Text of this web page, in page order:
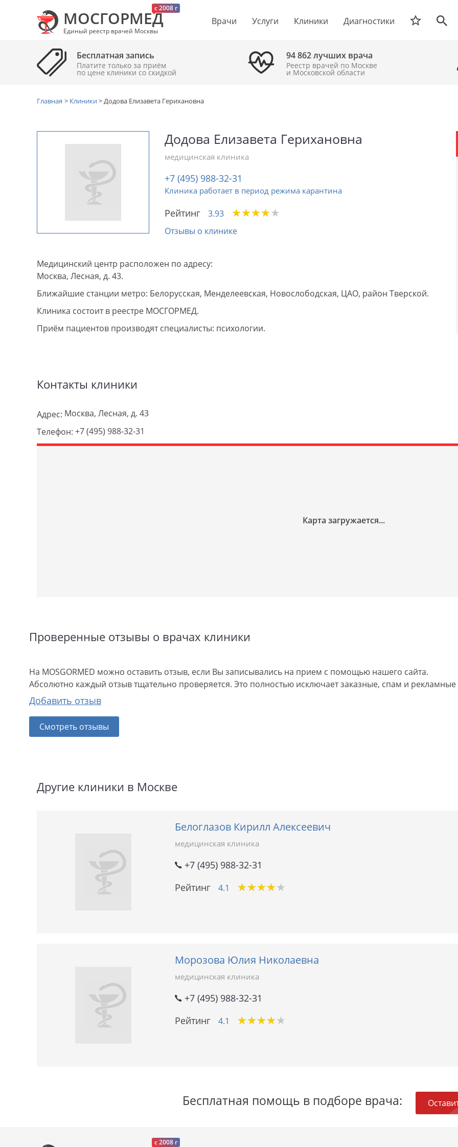
c 2008 г
МОСГОРМЕД
Единый реестр врачей Москвы
Врачи Услуги Клиники Диагностики
Бесплатная запись
Платите только за приём
по цене клиники cо скидкой
94 862 лучших врача
Реестр врачей по Москве
и Московской области
Главная > Клиники>Додова Елизавета Герихановна
Додова Елизавета Герихановна
медицинская клиника
+7 (495) 988-32-31
Клиника работает в период режима карантина
Рейтинг 3.93 ★★★★★
★★★★★
Отзывы о клинике
Медицинский центр расположен по адресу:
Москва, Лесная, д. 43.
Ближайшие станции метро: Белорусская, Менделеевская, Новослободская, ЦАО, район Тверской.
Клиника состоит в реестре МОСГОРМЕД.
Приём пациентов производят специалисты: психологии.
Контакты клиники
Адрес: Москва, Лесная, д. 43
Телефон: +7 (495) 988-32-31
Проверенные отзывы о врачах клиники
На MOSGORMED можно оставить отзыв, если Вы записывались на прием с помощью нашего сайта.
Абсолютно каждый отзыв тщательно проверяется. Это полностью исключает заказные, спам и
Добавить отзыв
Смотреть отзывы
Другие клиники в Москве
Белоглазов Кирилл Алексеевич
медицинская клиника
+7 (495) 988-32-31
Рейтинг
4.1 ★★★★★
★★★★★
Морозова Юлия Николаевна
медицинская клиника
+7 (495) 988-32-31
Рейтинг
4.1 ★★★★★
★★★★★
Бесплатная помощь в подборе врача:
c 2008 г